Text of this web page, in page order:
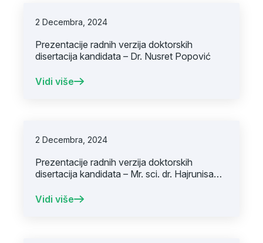
2 Decembra, 2024
Prezentacije radnih verzija doktorskih
disertacija kandidata – Dr. Nusret Popović
Vidi više
2 Decembra, 2024
Prezentacije radnih verzija doktorskih
disertacija kandidata – Mr. sci. dr. Hajrunisa
Vidi više